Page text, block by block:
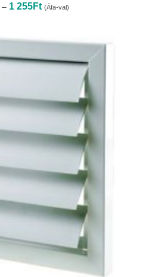
– 1 255FtÁrtartomány:
442Ft
(Áfa-val)